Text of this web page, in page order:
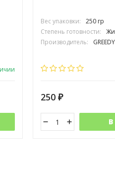
Вес упаковки:
250 гр
Степень готовности:
Производитель:
250 ₽